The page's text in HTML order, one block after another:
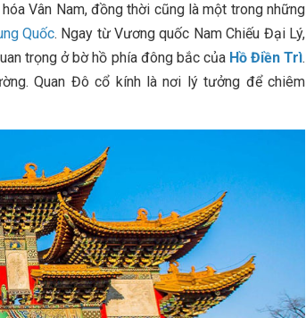
Vân Nam, đồng thời cũng là một trong những
Quốc. Ngay từ Vương quốc Nam Chiếu Đại Lý,
trọng ở bờ hồ phía đông bắc của Hồ Điền Trì.
Quan Đô cổ kính là nơi lý tưởng để chiêm